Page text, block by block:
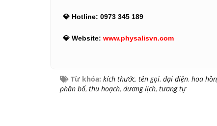
💎 Hotline: 0973 345 189
💎 Website: www.physalisvn.com
Từ khóa: kích thước, tên gọi, đại diện, hoa
phân bố, thu hoạch, dương lịch, tương tự